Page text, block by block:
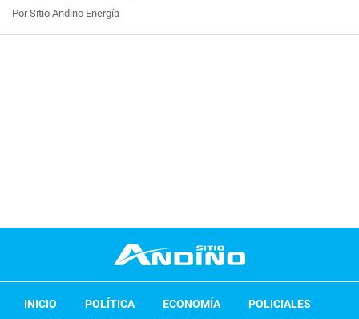
Por Sitio Andino Energía
INICIO POLÍTICA ECONOMÍA
POLICIALES